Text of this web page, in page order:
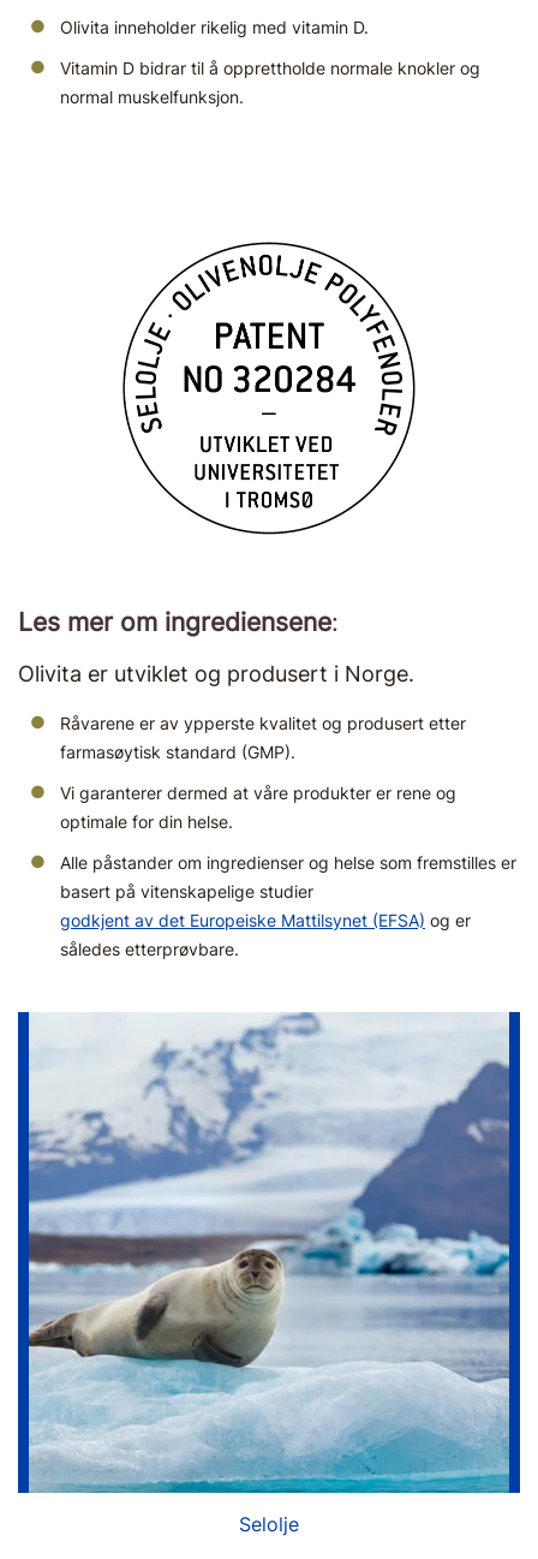
Olivita inneholder rikelig med vitamin D.
Vitamin D bidrar til å opprettholde normale knokler og
normal muskelfunksjon.
Les mer om ingrediensene:
Olivita er utviklet og produsert i Norge.
Råvarene er av ypperste kvalitet og produsert etter
farmasøytisk standard (GMP).
Vi garanterer dermed at våre produkter er rene og
optimale for din helse.
Alle påstander om ingredienser og helse som fremstilles er
basert på vitenskapelige studier
godkjent av det Europeiske Mattilsynet (EFSA) og er
således etterprøvbare.
Selolje